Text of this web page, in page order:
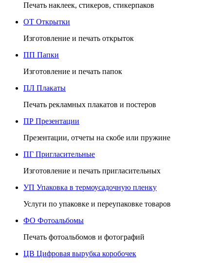
Печать наклеек, стикеров, стикерпаков
ОТ Открытки
Изготовление и печать открыток
ПП Папки
Изготовление и печать папок
ПЛ Плакаты
Печать рекламных плакатов и постеров
ПР Презентации
Презентации, отчеты на скобе или пружине
ПГ Пригласительные
Изготовление и печать пригласительных
УП Упаковка в термоусадочную пленку
Услуги по упаковке и переупаковке товаров
ФО Фотоальбомы
Печать фотоальбомов и фотографий
ЦВ Цифровая вырубка коробочек